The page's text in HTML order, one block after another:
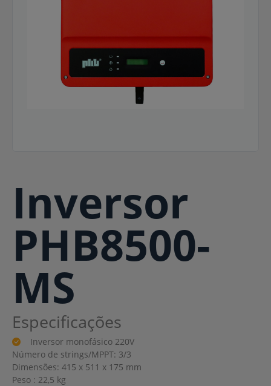
Inversor
PHB8500-
MS
Especificações
Inversor monofásico 220V
Número de strings/MPPT: 3/3
Dimensões: 415 x 511 x 175 mm
Peso : 22,5 kg